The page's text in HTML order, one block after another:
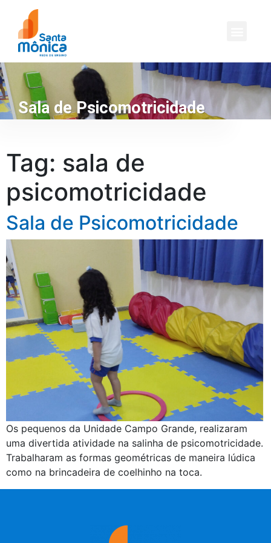
Sala de Psicomotricidade
Tag: sala de
psicomotricidade
Sala de Psicomotricidade
Os pequenos da Unidade Campo Grande, realizaram
uma divertida atividade na salinha de psicomotricidade.
Trabalharam as formas geométricas de maneira lúdica
como na brincadeira de coelhinho na toca.